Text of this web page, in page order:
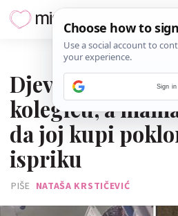
Djevojčica
kolegicu, a
da joj kupi
ispriku
PIŠE NATAŠA KRSTIČEVIĆ
Sign